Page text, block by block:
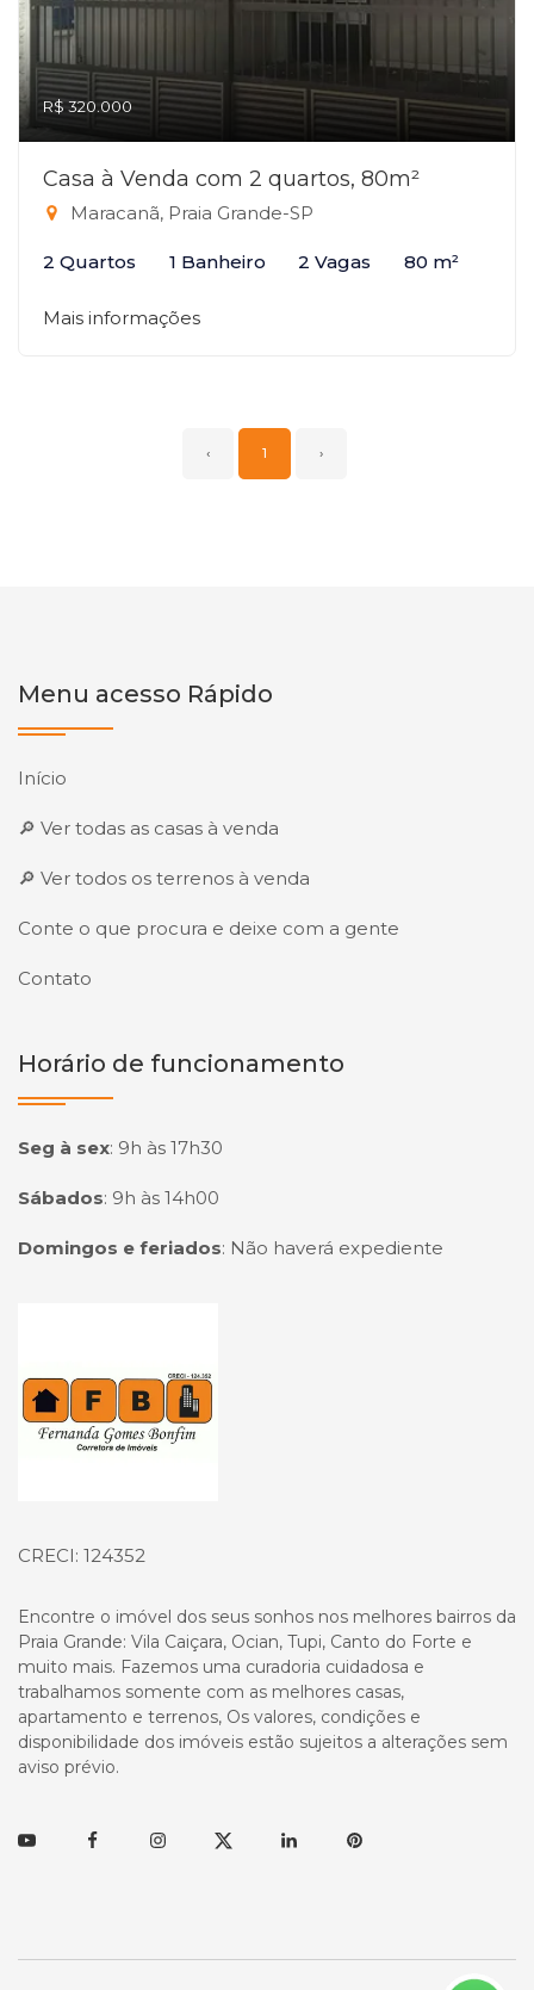
R$ 320.000
Casa à Venda com 2 quartos, 80m²
Maracanã, Praia Grande-SP
2 Quartos 1 Banheiro 2 Vagas 80 m²
Mais informações
‹ 1 ›
Menu acesso Rápido
Início
🔎 Ver todas as casas à venda
🔎 Ver todos os terrenos à venda
Conte o que procura e deixe com a gente
Contato
Horário de funcionamento
Seg à sex: 9h às 17h30
Sábados: 9h às 14h00
Domingos e feriados: Não haverá expediente
CRECI: 124352
Encontre o imóvel dos seus sonhos nos melhores bairros da
Praia Grande: Vila Caiçara, Ocian, Tupi, Canto do Forte e
muito mais. Fazemos uma curadoria cuidadosa e
trabalhamos somente com as melhores casas,
apartamento e terrenos, Os valores, condições e
disponibilidade dos imóveis estão sujeitos a alterações sem
aviso prévio.
YoutubeFacebookInstagramTwitter LinkedinPinterest